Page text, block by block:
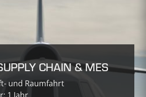
CHAIN & MES
und Raumfahrt